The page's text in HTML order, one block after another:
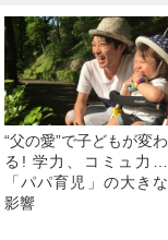
“父の愛”で子どもが変わ
る! 学力、コミュ力…
「パパ育児」の大きな
影響